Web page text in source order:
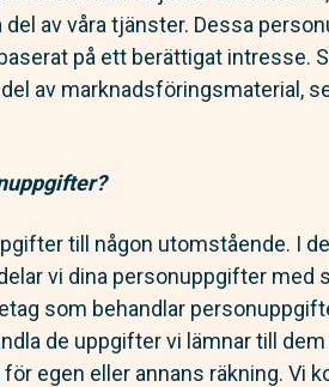
av våra tjänster. Dessa
på ett berättigat intresse.
av marknadsföringsmaterial,
till någon utomstående. I
vi dina personuppgifter
som behandlar
de uppgifter vi lämnar till
egen eller annans räkning. Vi